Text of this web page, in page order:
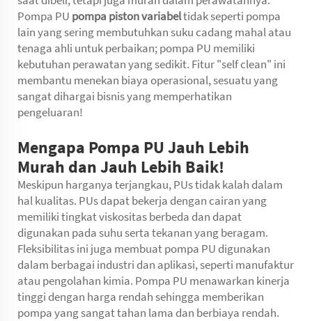
Pompa PU pompa piston variabeltidak seperti pompa
lain yang sering membutuhkan suku cadang mahal atau
tenaga ahli untuk perbaikan; pompa PU memiliki
kebutuhan perawatan yang sedikit. Fitur "self clean" ini
membantu menekan biaya operasional, sesuatu yang
sangat dihargai bisnis yang memperhatikan
pengeluaran!
Mengapa Pompa PU Jauh Lebih
Murah dan Jauh Lebih Baik!
Meskipun harganya terjangkau, PUs tidak kalah dalam
hal kualitas. PUs dapat bekerja dengan cairan yang
memiliki tingkat viskositas berbeda dan dapat
digunakan pada suhu serta tekanan yang beragam.
Fleksibilitas ini juga membuat pompa PU digunakan
dalam berbagai industri dan aplikasi, seperti manufaktur
atau pengolahan kimia. Pompa PU menawarkan kinerja
tinggi dengan harga rendah sehingga memberikan
pompa yang sangat tahan lama dan berbiaya rendah.